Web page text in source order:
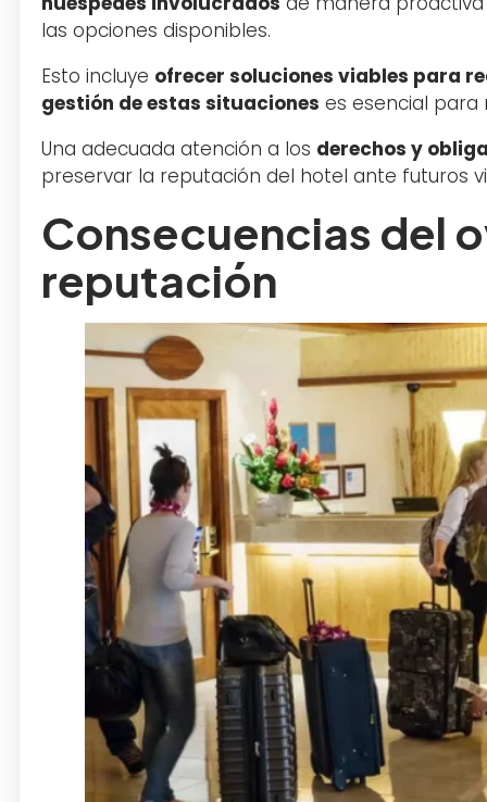
las opciones disponibles.
Esto incluye ofrecer soluciones viables para
gestión de estas situaciones es esencial
Una adecuada atención a los derechos y
preservar la reputación del hotel ante futuros
Consecuencias del
reputación